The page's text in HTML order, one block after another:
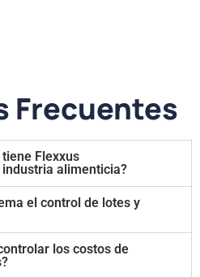
Frecuentes
Flexxus
alimenticia?
el control de lotes y
los costos de